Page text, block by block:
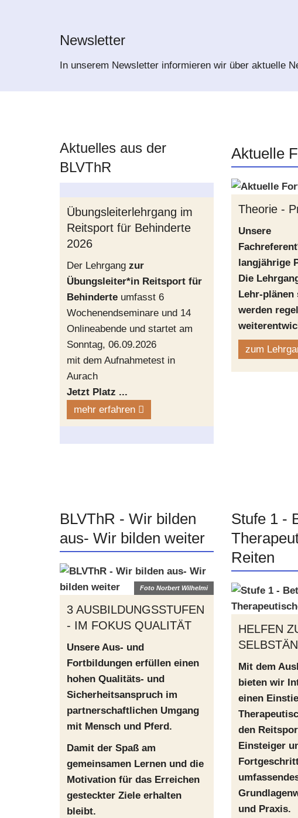
Newsletter
In unserem Newsletter informieren wir über aktuelle
Aktuelles aus der
BLVThR
Übungsleiterlehrgang im
Reitsport für Behinderte
2026
Der Lehrgang zur
Übungsleiter*in Reitsport für
Behinderte umfasst 6
Wochenendseminare und 14
Onlineabende und startet am
Sonntag, 06.09.2026
mit dem Aufnahmetest in
Aurach
Jetzt Platz ...
mehr erfahren
Aktuelle
Theorie -
Unsere
langjährige
Die
Lehr-
werden
zum
BLVThR - Wir bilden
aus- Wir bilden weiter
Foto Norbert Wilhelmi
3 AUSBILDUNGSSTUFEN
- IM FOKUS QUALITÄT
Unsere Aus- und
Fortbildungen erfüllen einen
hohen Qualitäts- und
Sicherheitsanspruch im
partnerschaftlichen Umgang
mit Mensch und Pferd.
Damit der Spaß am
gemeinsamen Lernen und die
Motivation für das Erreichen
gesteckter Ziele erhalten
bleibt.
Stufe 1 -
Reiten
HELFEN
Mit dem
bieten wir
einen
den
Einsteiger
und Praxis.